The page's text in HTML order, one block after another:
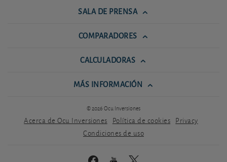
SALA DE PRENSA
COMPARADORES
CALCULADORAS
MÁS INFORMACIÓN
© 2026 Ocu Inversiones
Acerca de Ocu Inversiones Política de cookies Privacy
Condiciones de uso